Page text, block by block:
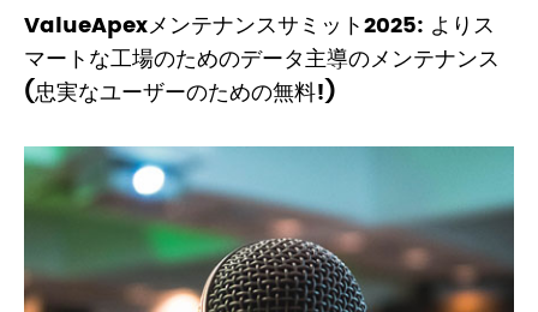
ValueApexメンテナンスサミット2025: よりス
マートな工場のためのデータ主導のメンテナンス
(忠実なユーザーのための無料!)